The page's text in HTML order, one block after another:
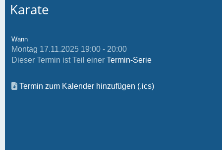
Karate
Wann
Montag 17.11.2025 19:00 - 20:00
Dieser Termin ist Teil einer Termin-Serie
Termin zum Kalender hinzufügen (.ics)